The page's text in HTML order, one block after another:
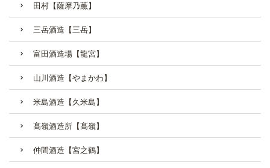
田村【薩摩乃薫】
三岳酒造【三岳】
富田酒造場【龍宮】
山川酒造【やまかわ】
米島酒造【久米島】
髙嶺酒造所【髙嶺】
仲間酒造【宮之鶴】